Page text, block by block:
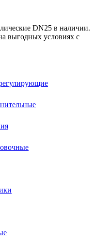
DN25 в наличии.
выгодных условиях с